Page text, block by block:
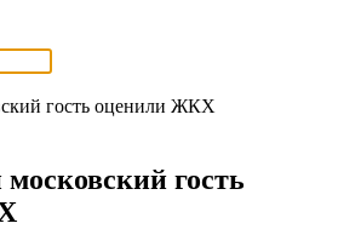
гость оценили ЖКХ
гость